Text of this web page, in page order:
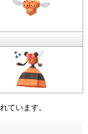
ています。